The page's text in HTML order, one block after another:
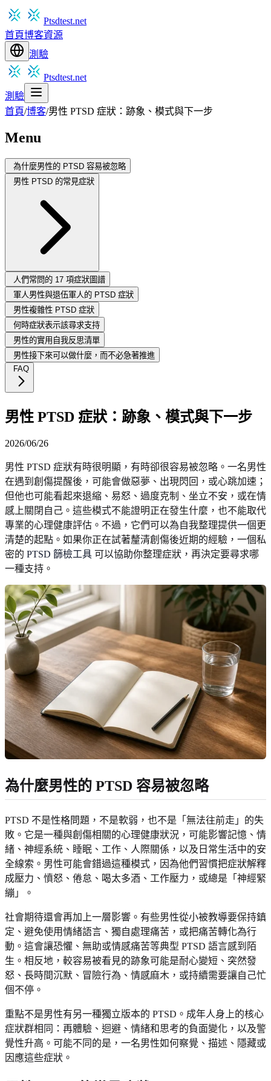
Ptsdtest.net
首頁博客資源
測驗
Ptsdtest.net
測驗
首頁/博客/男性 PTSD 症狀：跡象、模式與下一步
Menu
為什麼男性的 PTSD 容易被忽略
男性 PTSD 的常見症狀
人們常問的 17 項症狀圖譜
軍人男性與退伍軍人的 PTSD 症狀
男性複雜性 PTSD 症狀
何時症狀表示該尋求支持
男性的實用自我反思清單
男性接下來可以做什麼，而不必急著推進
FAQ
男性 PTSD 症狀：跡象、模式與下一步
2026/06/26
男性 PTSD 症狀有時很明顯，有時卻很容易被忽略。一名男性
在遇到創傷提醒後，可能會做惡夢、出現閃回，或心跳加速；
但他也可能看起來退縮、易怒、過度克制、坐立不安，或在情
感上關閉自己。這些模式不能證明正在發生什麼，也不能取代
專業的心理健康評估。不過，它們可以為自我整理提供一個更
清楚的起點。如果你正在試著釐清創傷後近期的經驗，一個私
密的 PTSD 篩檢工具 可以協助你整理症狀，再決定要尋求哪
一種支持。
為什麼男性的 PTSD 容易被忽略
PTSD 不是性格問題，不是軟弱，也不是「無法往前走」的失
敗。它是一種與創傷相關的心理健康狀況，可能影響記憶、情
緒、神經系統、睡眠、工作、人際關係，以及日常生活中的安
全線索。男性可能會錯過這種模式，因為他們習慣把症狀解釋
成壓力、憤怒、倦怠、喝太多酒、工作壓力，或總是「神經緊
繃」。
社會期待還會再加上一層影響。有些男性從小被教導要保持鎮
定、避免使用情緒語言、獨自處理痛苦，或把痛苦轉化為行
動。這會讓恐懼、無助或情感痛苦等典型 PTSD 語言感到陌
生。相反地，較容易被看見的跡象可能是耐心變短、突然發
怒、長時間沉默、冒險行為、情感麻木，或持續需要讓自己忙
個不停。
重點不是男性有另一種獨立版本的 PTSD。成年人身上的核心
症狀群相同：再體驗、迴避、情緒和思考的負面變化，以及警
覺性升高。可能不同的是，一名男性如何察覺、描述、隱藏或
因應這些症狀。